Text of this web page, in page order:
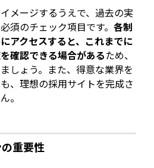
メージするうえで、過去の実
須のチェック項目です。各制
アクセスすると、これまでに
確認できる場合があるため、
しょう。また、得意な業界を
、理想の採用サイトを完成さ
。
重要性